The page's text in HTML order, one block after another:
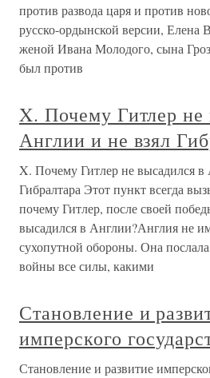
против развода царя и против
русско-ордынской версии, Елена
женой Ивана Молодого, сына
был против
X. Почему Гитлер не
Англии и не взял
X. Почему Гитлер не высадился в
Гибралтара Этот пункт всегда
почему Гитлер, после своей
высадился в Англии?Англия не
сухопутной обороны. Она
войны все силы, какими
Становление и
имперского
Становление и развитие